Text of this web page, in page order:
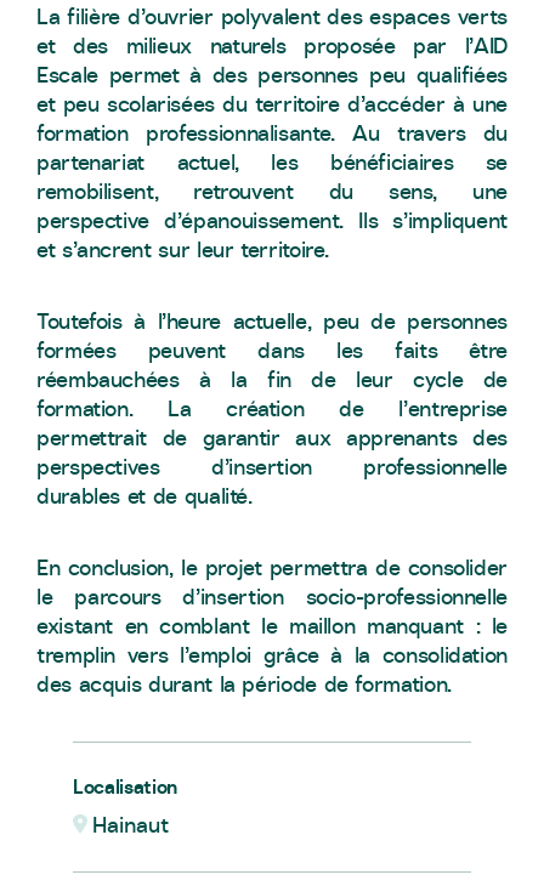
La filière d’ouvrier polyvalent des espaces verts
et des milieux naturels proposée par l’AID
Escale permet à des personnes peu qualifiées
et peu scolarisées du territoire d’accéder à une
formation professionnalisante. Au travers du
partenariat actuel, les bénéficiaires se
remobilisent, retrouvent du sens, une
perspective d’épanouissement. Ils s’impliquent
et s’ancrent sur leur territoire.
Toutefois à l’heure actuelle, peu de personnes
formées peuvent dans les faits être
réembauchées à la fin de leur cycle de
formation. La création de l’entreprise
permettrait de garantir aux apprenants des
perspectives d’insertion professionnelle
durables et de qualité.
En conclusion, le projet permettra de consolider
le parcours d’insertion socio-professionnelle
existant en comblant le maillon manquant : le
tremplin vers l’emploi grâce à la consolidation
des acquis durant la période de formation.
Localisation
Hainaut